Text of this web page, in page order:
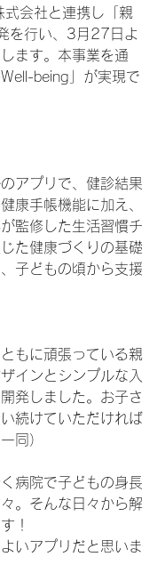
式会社と連携し「親
を行い、3月27日よ
ます。本事業を通
being」が実現で
アプリで、健診結果
康手帳機能に加え、
監修した生活習慣チ
た健康づくりの基礎
子どもの頃から支援
もに頑張っている親
インとシンプルな入
発しました。お子さ
続けていただければ
同）
病院で子どもの身長
。そんな日々から解
！
いアプリだと思いま